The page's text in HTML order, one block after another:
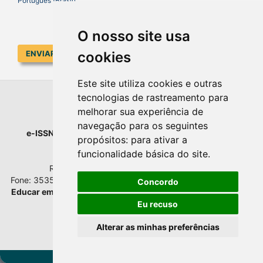
O nosso site usa
cookies
Este site utiliza cookies e outras
tecnologias de rastreamento para
melhorar sua experiência de
navegação para os seguintes
propósitos: para ativar a
funcionalidade básica do site.
Concordo
Eu recuso
Alterar as minhas preferências
ENVIAR SUBMISSÃO
EDUCAR EM REVISTA
e-ISSN : 1984-0411 | Prefixo DOI : 10.1590 | Qualis
Universidade Federal do Paraná
Setor de Educação - Campus Rebouças
Rua Rockefeller, nº 57, 2.º andar - Sala 202
Fone: 3535-6207 | Bairro: Rebouças | Curitiba - Paraná - Brasil
Educar em Revistaesta licenciada comCreative Commons BY
Atribuição 4.0 Internacional.